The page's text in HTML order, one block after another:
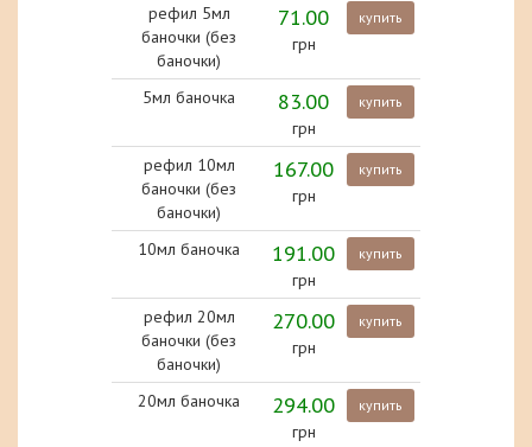
рефил 5мл
баночки (без
баночки)
71.00
грн
купить
5мл баночка 83.00
грн
купить
рефил 10мл
баночки (без
баночки)
167.00
грн
купить
10мл баночка 191.00
грн
купить
рефил 20мл
баночки (без
баночки)
270.00
грн
купить
20мл баночка 294.00
грн
купить